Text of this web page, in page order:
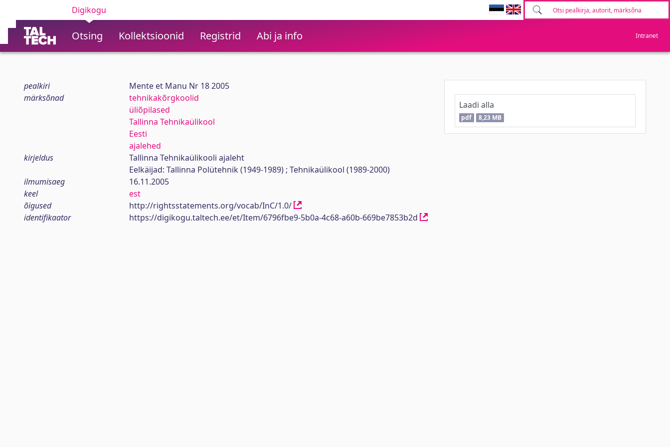
Digikogu
Otsing Kollektsioonid Registrid Abi ja info Intranet
pealkiri
Mente et Manu Nr 18 2005
märksõnad
tehnikakõrgkoolid
üliõpilased
Tallinna Tehnikaülikool
Eesti
ajalehed
kirjeldus
Tallinna Tehnikaülikooli ajaleht
Eelkäijad: Tallinna Polütehnik (1949-1989) ; Tehnikaülikool (1989-2000)
ilmumisaeg
16.11.2005
keel
est
õigused
http://rightsstatements.org/vocab/InC/1.0/
identifikaator
https://digikogu.taltech.ee/et/Item/6796fbe9-5b0a-4c68-a60b-669be7853b2d
Laadi alla
pdf 8,23 MB